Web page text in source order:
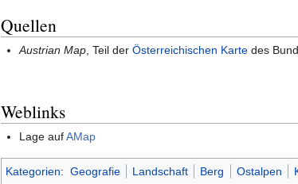
Quellen
Austrian Map, Teil derÖsterreichischen Karte des
Weblinks
Lage aufAMap
Kategorien: Geografie Landschaft Berg Ostalpen